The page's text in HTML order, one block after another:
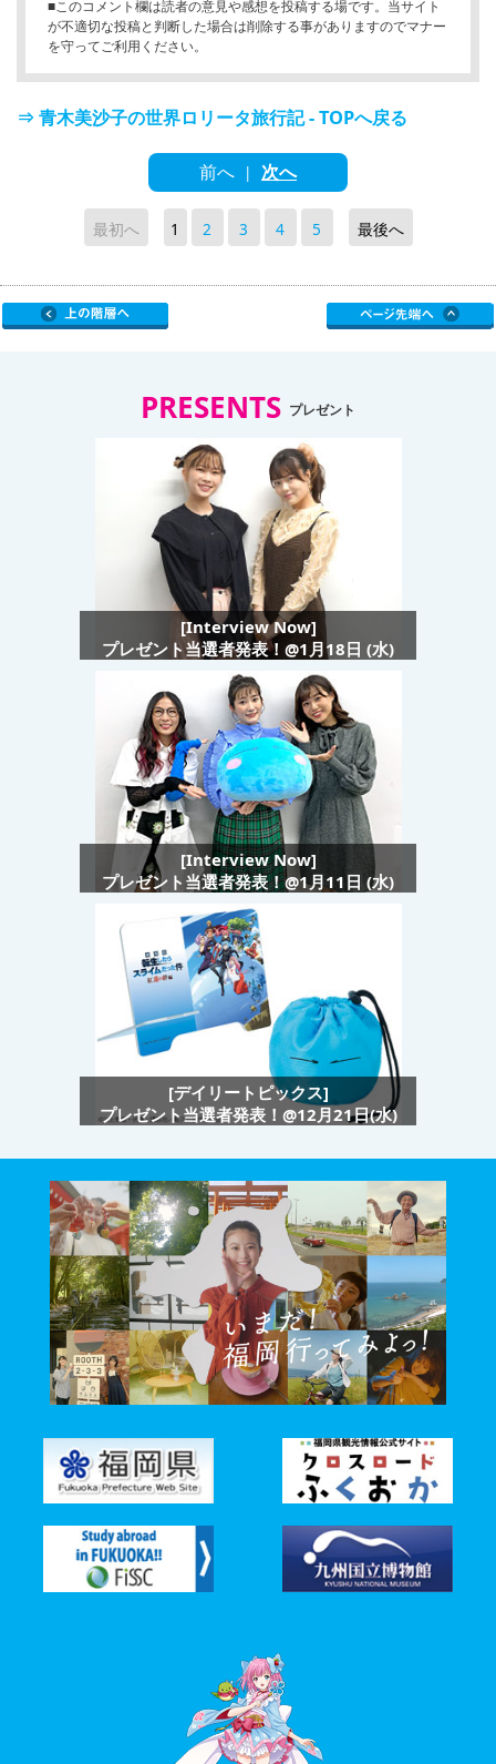
■このコメント欄は読者の意見や感想を投稿する場です。当サイト
が不適切な投稿と判断した場合は削除する事がありますのでマナー
を守ってご利用ください。
⇒ 青木美沙子の世界ロリータ旅行記 - TOPへ戻る
前へ | 次へ
最初へ 1 2 3 4 5 最後へ
PRESENTS プレゼント
[Interview Now]
プレゼント当選者発表！@1月18日 (水)
[Interview Now]
プレゼント当選者発表！@1月11日 (水)
[デイリートピックス]
プレゼント当選者発表！@12月21日(水)